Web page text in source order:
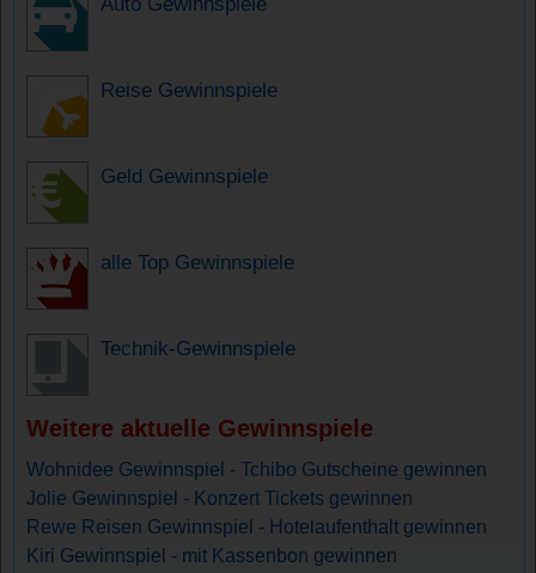
Reise Gewinnspiele
Geld Gewinnspiele
alle Top Gewinnspiele
Technik-Gewinnspiele
Weitere aktuelle Gewinnspiele
Wohnidee Gewinnspiel - Tchibo Gutscheine gewinnen
Jolie Gewinnspiel - Konzert Tickets gewinnen
Rewe Reisen Gewinnspiel - Hotelaufenthalt gewinnen
Kiri Gewinnspiel - mit Kassenbon gewinnen